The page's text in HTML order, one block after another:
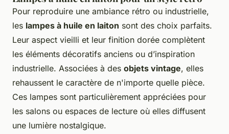
Pour reproduire une ambiance rétro ou industrielle,
les lampes à huile en laiton sont des choix parfaits.
Leur aspect vieilli et leur finition dorée complètent
les éléments décoratifs anciens ou d’inspiration
industrielle. Associées à des objets vintage, elles
rehaussent le caractère de n'importe quelle pièce.
Ces lampes sont particulièrement appréciées pour
les salons ou espaces de lecture où elles diffusent
une lumière nostalgique.